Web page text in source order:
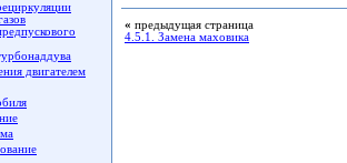
двигателем
« предыдущая страница
4.5.1. Замена маховикa